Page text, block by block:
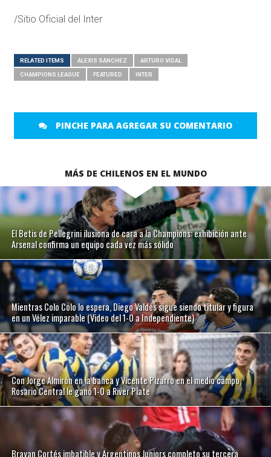
/Sitio Oficial del Inter
RELATED ITEMS ALEXIS SÁNCHEZ ARTURO VIDAL
CHAMPIONS LEAGUE FEATURED INTER
PINCHE PARA AGREGAR SU COMENTARIO
MÁS DE CHILENOS EN EL MUNDO
El Betis de Pellegrini ilusiona de cara a la Champions: exhibición ante
Arsenal confirma un equipo cada vez más sólido
Mientras Colo Colo lo espera, Diego Valdés sigue siendo titular y figura
en un Vélez imparable (Video del 1-0 a Independiente)
Con Jorge Almirón en la banca y Vicente Pizarro en el medio campo,
Rosario Central le ganó 1-0 a River Plate
Brayan Cortés imbatible y Argentinos Juniors completo su tercera